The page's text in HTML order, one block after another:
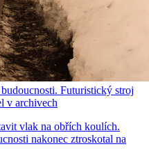
Futuristický stroj
v archivech
vlak na obřích koulích.
nakonec ztroskotal na